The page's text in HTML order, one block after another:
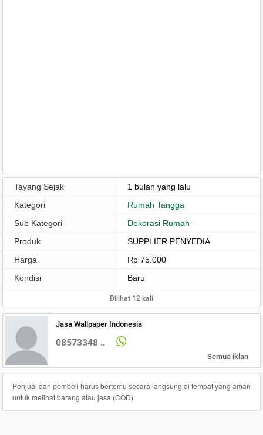
Tayang Sejak
1 bulan yang lalu
Kategori
Rumah Tangga
Sub Kategori
Dekorasi Rumah
Produk
SUPPLIER PENYEDIA
Harga
Rp 75.000
Kondisi
Baru
Dilihat 12 kali
Jasa Wallpaper Indonesia
08573348 ..
Semua iklan
Penjual dan pembeli harus bertemu secara langsung di tempat yang aman
untuk melihat barang atau jasa (COD)